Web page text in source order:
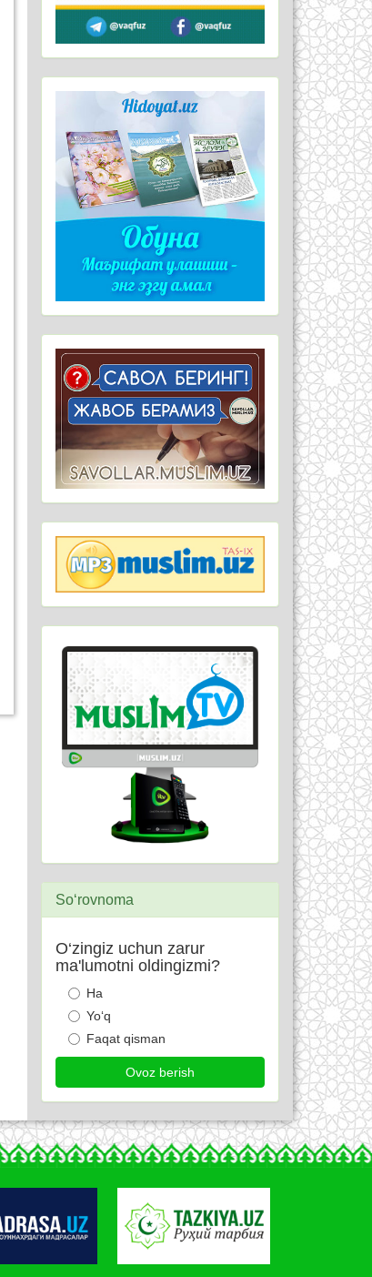
So‘rovnoma
O‘zingiz uchun zarur
ma'lumotni oldingizmi?
Ha
Yo‘q
Faqat qisman